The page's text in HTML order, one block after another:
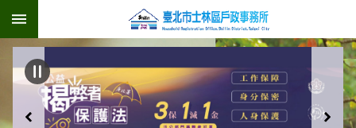
跳到主要內容區塊